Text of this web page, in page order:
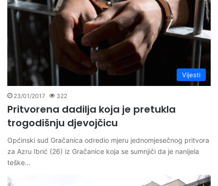
Vijesti
23/01/2017 322
Pritvorena dadilja koja je pretukla
trogodišnju djevojčicu
Općinski sud Gračanica odredio mjeru jednomjesečnog pritvora
za Azru Ibrić (26) iz Gračanice koja se sumnjiči da je nanijela
teške…